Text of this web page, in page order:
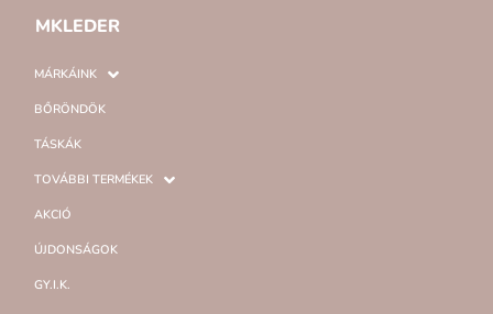
MKLEDER
MÁRKÁINK
BŐRÖNDÖK
TÁSKÁK
TOVÁBBI TERMÉKEK
AKCIÓ
ÚJDONSÁGOK
GY.I.K.